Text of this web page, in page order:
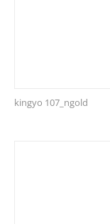
kingyo 107_ngold